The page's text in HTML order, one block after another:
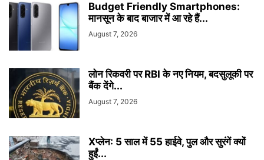
Budget Friendly Smartphones:
मानसून के बाद बाजार में आ रहे हैं...
August 7, 2026
लोन रिकवरी पर RBI के नए नियम, बदसुलूकी पर
बैंक देंगे...
August 7, 2026
Xप्लेन: 5 साल में 55 हाईवे, पुल और सुरंगें क्यों
हुईं...